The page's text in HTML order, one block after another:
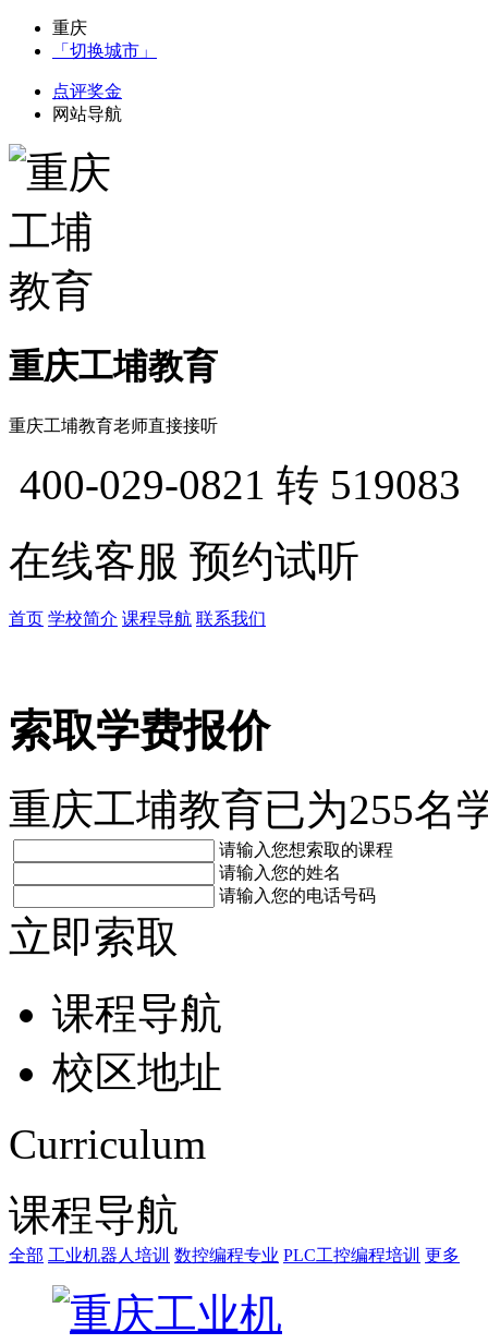
重庆
「切换城市」
点评奖金
网站导航
重庆工埔教育
重庆工埔教育老师直接接听
400-029-0821 转 519083
在线客服 预约试听
首页 学校简介 课程导航 联系我们
索取学费报价
重庆工埔教育已为255名
请输入您想索取的课程
请输入您的姓名
请输入您的电话号码
立即索取
课程导航
校区地址
Curriculum
课程导航
全部 工业机器人培训 数控编程专业 PLC工控编程培训 更多